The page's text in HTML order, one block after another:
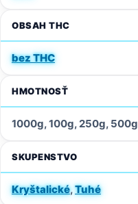
OBSAH THC
bez THC
HMOTNOSŤ
1000g, 100g, 250g, 500g
SKUPENSTVO
Kryštalické,Tuhé